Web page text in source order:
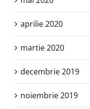
aprilie 2020
martie 2020
decembrie 2019
noiembrie 2019